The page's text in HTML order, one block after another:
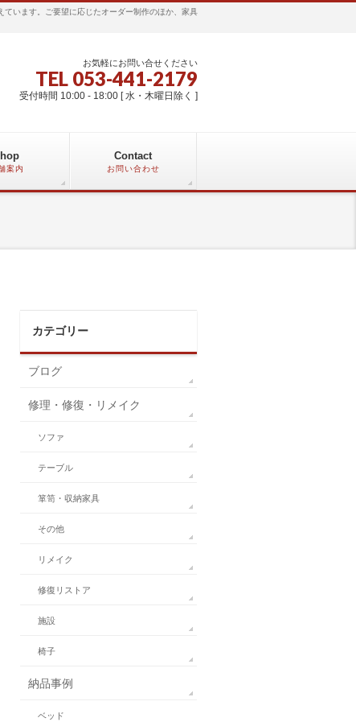
います。ご要望に応じたオーダー制作のほか、家具
お気軽にお問い合せください
TEL 053-441-2179
受付時間 10:00 - 18:00 [ 水・木曜日除く ]
案内
Contact
お問い合わせ
カテゴリー
ブログ
修理・修復・リメイク
ソファ
テーブル
箪笥・収納家具
その他
リメイク
修復リストア
施設
椅子
納品事例
ベッド